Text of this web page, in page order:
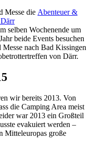
Messe die Abenteuer &
selben Wochenende um
beide Events besuchen
nach Bad Kissingen
von Därr.
wir bereits 2013. Von
die Camping Area meist
war 2013 ein Großteil
evakuiert werden –
Mitteleuropas große